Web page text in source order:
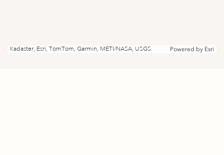
Kadaster, Esri, TomTom, Garmin, METI/NASA, USGS Powered by Esri